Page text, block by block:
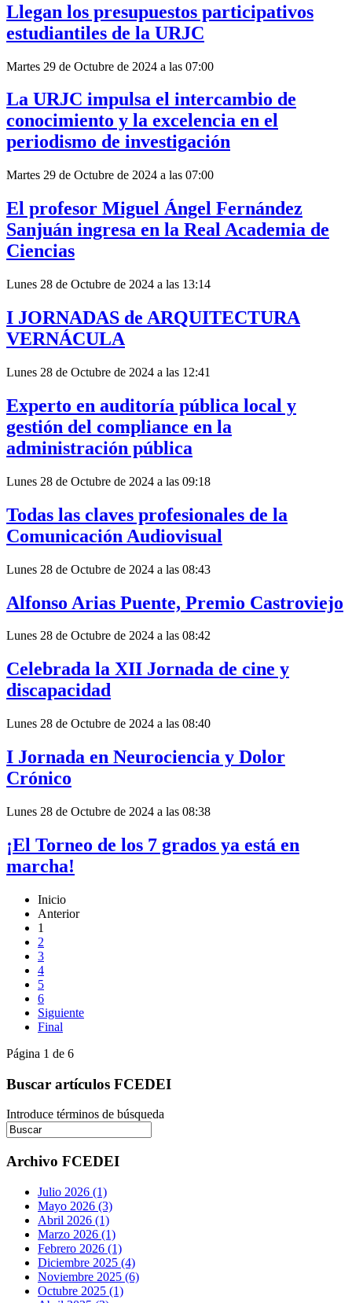
Llegan los presupuestos participativos
estudiantiles de la URJC
Martes 29 de Octubre de 2024 a las 07:00
La URJC impulsa el intercambio de
conocimiento y la excelencia en el
periodismo de investigación
Martes 29 de Octubre de 2024 a las 07:00
El profesor Miguel Ángel Fernández
Sanjuán ingresa en la Real Academia de
Ciencias
Lunes 28 de Octubre de 2024 a las 13:14
I JORNADAS de ARQUITECTURA
VERNÁCULA
Lunes 28 de Octubre de 2024 a las 12:41
Experto en auditoría pública local y
gestión del compliance en la
administración pública
Lunes 28 de Octubre de 2024 a las 09:18
Todas las claves profesionales de la
Comunicación Audiovisual
Lunes 28 de Octubre de 2024 a las 08:43
Alfonso Arias Puente, Premio Castroviejo
Lunes 28 de Octubre de 2024 a las 08:42
Celebrada la XII Jornada de cine y
discapacidad
Lunes 28 de Octubre de 2024 a las 08:40
I Jornada en Neurociencia y Dolor
Crónico
Lunes 28 de Octubre de 2024 a las 08:38
¡El Torneo de los 7 grados ya está en
marcha!
Inicio
Anterior
1
2
3
4
5
6
Siguiente
Final
Página 1 de 6
Buscar artículos FCEDEI
Introduce términos de búsqueda
Archivo FCEDEI
Julio 2026 (1)
Mayo 2026 (3)
Abril 2026 (1)
Marzo 2026 (1)
Febrero 2026 (1)
Diciembre 2025 (4)
Noviembre 2025 (6)
Octubre 2025 (1)